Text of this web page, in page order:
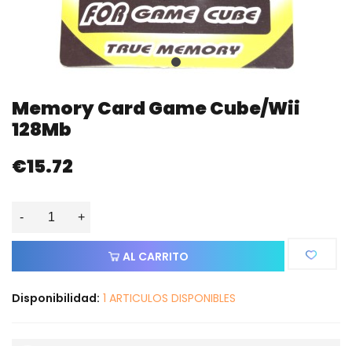
Memory Card Game Cube/Wii
128Mb
€15.72
- +
AL CARRITO
Disponibilidad: 1 ARTICULOS DISPONIBLES